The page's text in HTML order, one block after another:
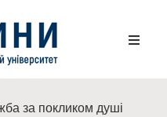
за покликом душі